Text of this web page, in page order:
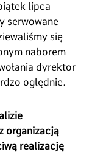
lipca
serwowane
się
naborem
dyrektor
oględnie.
organizacją
realizację